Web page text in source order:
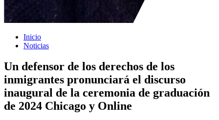
Inicio
Noticias
Un defensor de los derechos de los
inmigrantes pronunciará el discurso
inaugural de la ceremonia de graduación
de 2024 Chicago y Online